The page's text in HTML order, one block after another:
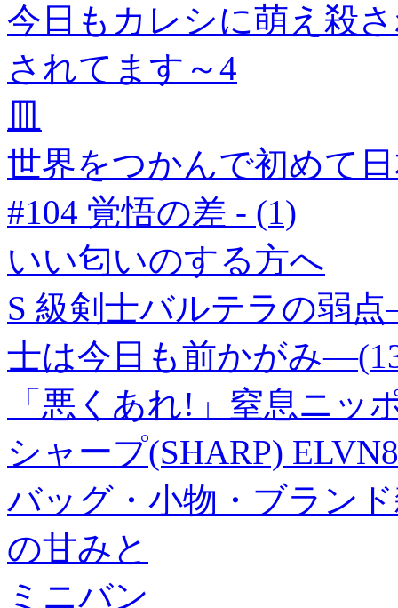
今日もカレシに萌え殺
されてます～4
皿
世界をつかんで初めて
#104 覚悟の差 - (1)
いい匂いのする方へ
S 級剣士バルテラの弱
士は今日も前かがみ
「悪くあれ!」窒息ニッ
シャープ(SHARP)
バッグ・小物・ブラン
の甘みと
ミニバン